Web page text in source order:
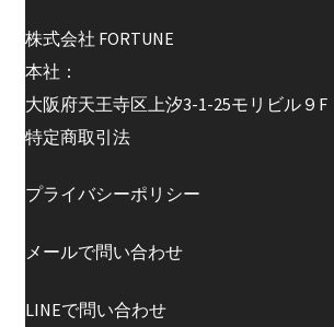
株式会社 FORTUNE
本社：
大阪府天王寺区上汐3-1-25モリビル９F
特定商取引法
プライバシーポリシー
メールで問い合わせ
LINEで問い合わせ